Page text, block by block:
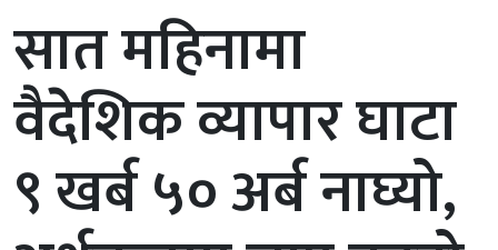
सात महिनामा
वैदेशिक व्यापार घाटा
९ खर्ब ५० अर्ब नाघ्यो,